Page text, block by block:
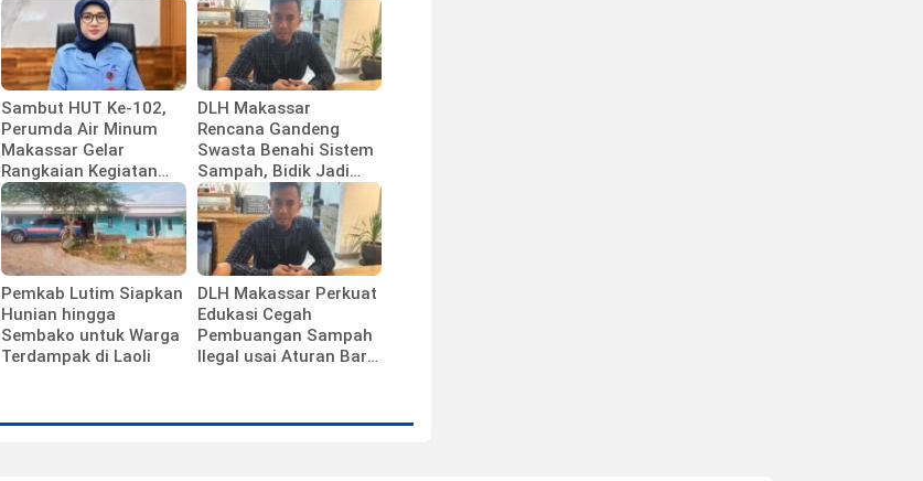
Sambut HUT Ke-102,
Perumda Air Minum
Makassar Gelar
Rangkaian Kegiatan
Bernilai Sosial dan
Kebersamaan
DLH Makassar
Rencana Gandeng
Swasta Benahi Sistem
Sampah, Bidik Jadi
Percontohan Nasional
Pemkab Lutim Siapkan
Hunian hingga
Sembako untuk Warga
Terdampak di Laoli
DLH Makassar Perkuat
Edukasi Cegah
Pembuangan Sampah
Ilegal usai Aturan Baru